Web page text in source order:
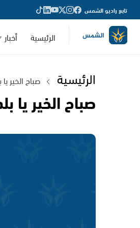
تابع راديو الشمس
الرئيسية أخبار
الرئيسية صباح الخير
صباح الخير يا بلدي -